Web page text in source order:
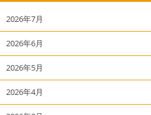
2026年7月
2026年6月
2026年5月
2026年4月